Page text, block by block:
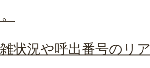
状況や呼出番号のリ